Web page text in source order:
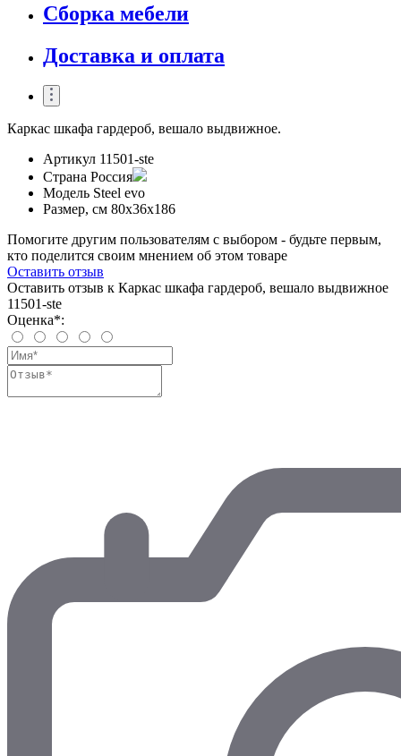
Сборка мебели
Доставка и оплата
Каркас шкафа гардероб, вешало выдвижное.
Артикул 11501-ste
Страна Россия
Модель Steel evo
Размер, см 80x36x186
Помогите другим пользователям с выбором - будьте первым,
кто поделится своим мнением об этом товаре
Оставить отзыв
Оставить отзыв к Каркас шкафа гардероб, вешало выдвижное
11501-ste
Оценка*: